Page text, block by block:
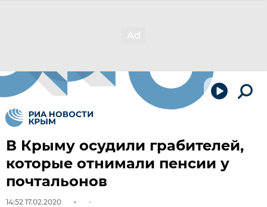
В Крыму осудили грабителей,
которые отнимали пенсии у
почтальонов
14:52 17.02.2020